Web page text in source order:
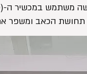
הכאב ומשפר את